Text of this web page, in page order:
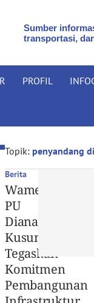
Sumber
transportasi,
PROFIL
Topik: penyandang
Berita
Wamen
PU
Diana
Kusumastuti
Tegaskan
Komitmen
Pembangunan